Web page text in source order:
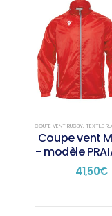
COUPE VENT RUGBY, TEXTILE
Coupe vent
- modèle
41,50€